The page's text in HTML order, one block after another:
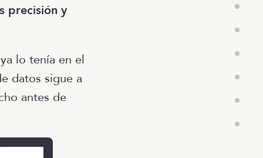
precisión y
lo tenía en el
datos sigue a
antes de